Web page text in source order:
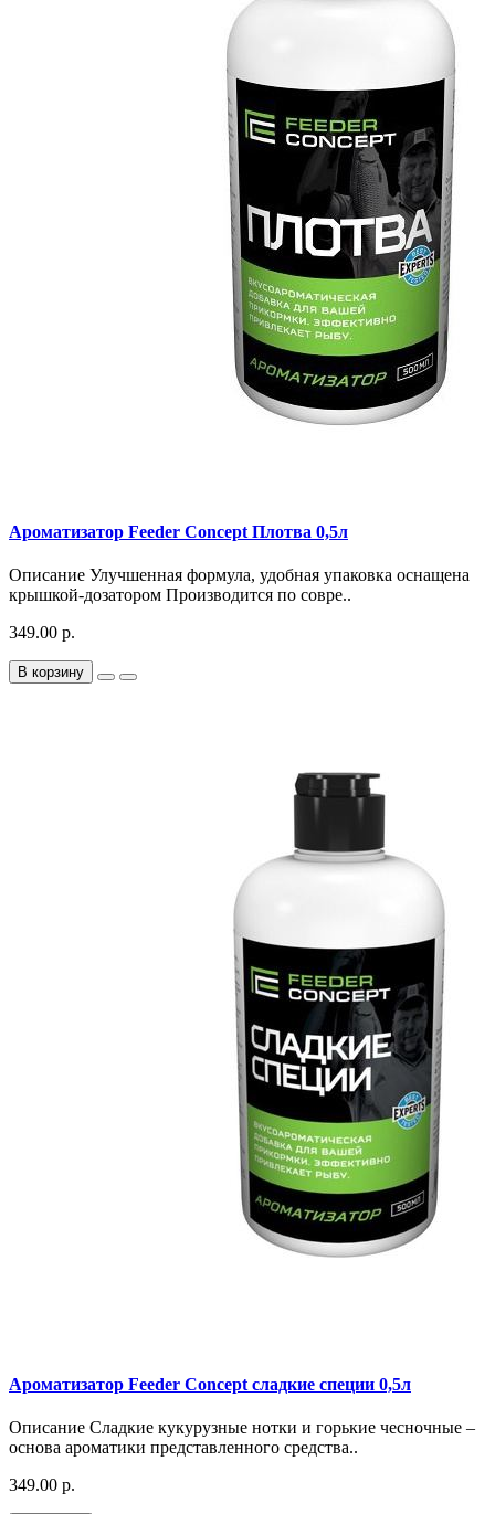
Ароматизатор Feeder Concept Плотва 0,5л
Описание Улучшенная формула, удобная упаковка оснащена
крышкой-дозатором Производится по совре..
349.00 р.
В корзину
Ароматизатор Feeder Concept сладкие специи 0,5л
Описание Сладкие кукурузные нотки и горькие чесночные –
основа ароматики представленного средства..
349.00 р.